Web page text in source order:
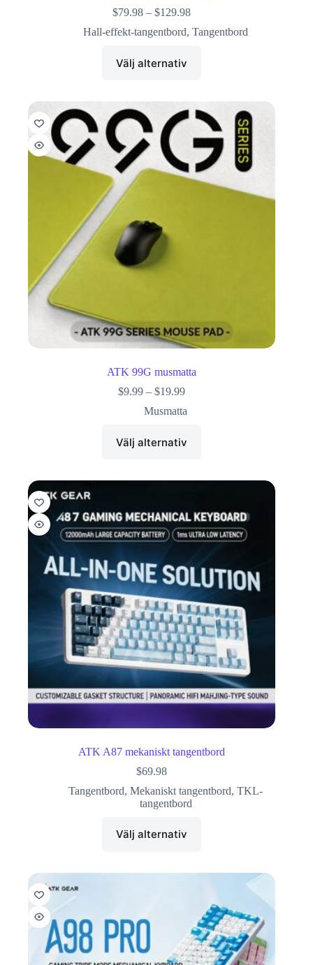
$79.98 – $129.98
Hall-effekt-tangentbord,Tangentbord
Välj alternativ
ATK 99G musmatta
$9.99 – $19.99
Musmatta
Välj alternativ
ATK A87 mekaniskt tangentbord
$69.98
Tangentbord,Mekaniskt tangentbord,TKL-
tangentbord
Välj alternativ